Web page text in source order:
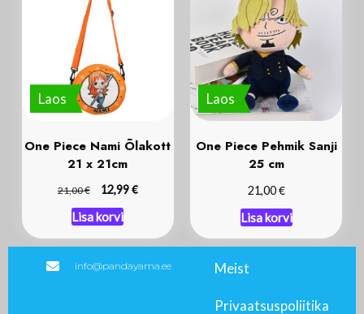
Laos
One Piece Nami Õlakott
21 x 21cm
21,00€ 12,99€
Lisa korvi
Laos
One Piece Pehmik Sanji
25 cm
21,00€
Lisa korvi
info@pandayama.ee Meist
Privaatsuspoliitika